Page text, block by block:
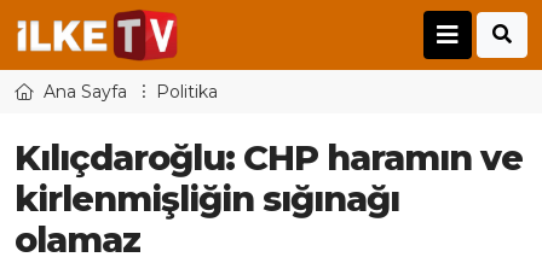
Ana Sayfa Politika
Kılıçdaroğlu: CHP haramın ve
kirlenmişliğin sığınağı
olamaz